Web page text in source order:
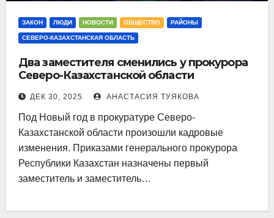
ЗАКОН ЛЮДИ НОВОСТИ ОБЩЕСТВО РАЙОНЫ
СЕВЕРО-КАЗАХСТАНСКАЯ ОБЛАСТЬ
Два заместителя сменились у прокурора
Северо-Казахстанской области
ДЕК 30, 2025 АНАСТАСИЯ ТУЯКОВА
Под Новый год в прокуратуре Северо-
Казахстанской области произошли кадровые
изменения. Приказами генерального прокурора
Республики Казахстан назначены первый
заместитель и заместитель…